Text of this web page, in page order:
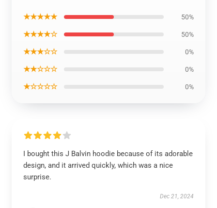
★★★★★ 50%
★★★★☆ 50%
★★★☆☆ 0%
★★☆☆☆ 0%
★☆☆☆☆ 0%
I bought this J Balvin hoodie because of its adorable
design, and it arrived quickly, which was a nice
surprise.
Dec 21, 2024